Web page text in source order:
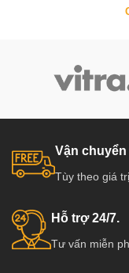
Vận
Tùy theo giá
Hỗ trợ 24/7.
Tư vấn miễn